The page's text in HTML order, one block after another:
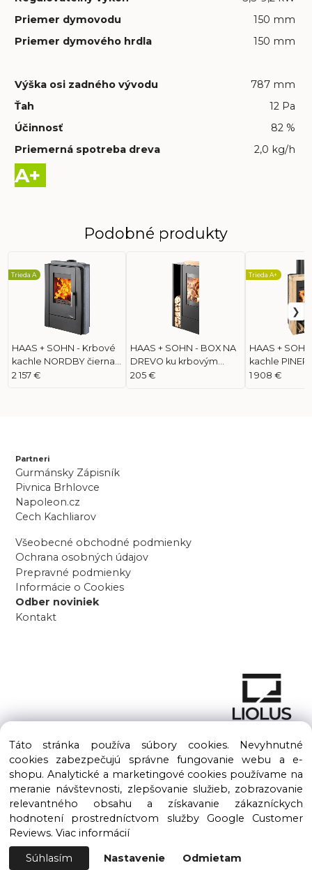
Priemer dymovodu
150 mm
Priemer dymového hrdla
150 mm
Výška osi zadného vývodu
787 mm
Ťah
12 Pa
Účinnosť
82 %
Priemerná spotreba dreva
2,0 kg/h
A+
Podobné produkty
HAAS + SOHN - Krbové
kachle NORDBY čierna
Denim blue
Trieda A
2 157 €
HAAS + SOHN - BOX NA
DREVO ku krbovým
kachliam NORDBY
205 €
HAAS +
kachle
čierna,
Trieda A+
1 908 €
Partneri
Gurmánsky Zápisník
Pivnica Brhlovce
Napoleon.cz
Cech Kachliarov
Všeobecné obchodné podmienky
Ochrana osobných údajov
Prepravné podmienky
Informácie o Cookies
Odber noviniek
Kontakt
Copyright © 2016 – 2026 LIOLUS s.r.o. Všetky práva vyhradené.
Vytvorené spoločnosťouLIOLUS, s.r.o.
Ku Bratke 11, Levice, 934 05
Vytvorené systémom ClickEshop.sk
Táto stránka používa súbory cookies. Nevyhnutné
cookies zabezpečujú správne fungovanie webu a e-
shopu. Analytické a marketingové cookies používame na
meranie návštevnosti, zlepšovanie služieb, zobrazovanie
relevantného obsahu a získavanie zákazníckych
hodnotení prostredníctvom služby Google Customer
Reviews. Viac informácií
Súhlasím
Nastavenie Odmietam